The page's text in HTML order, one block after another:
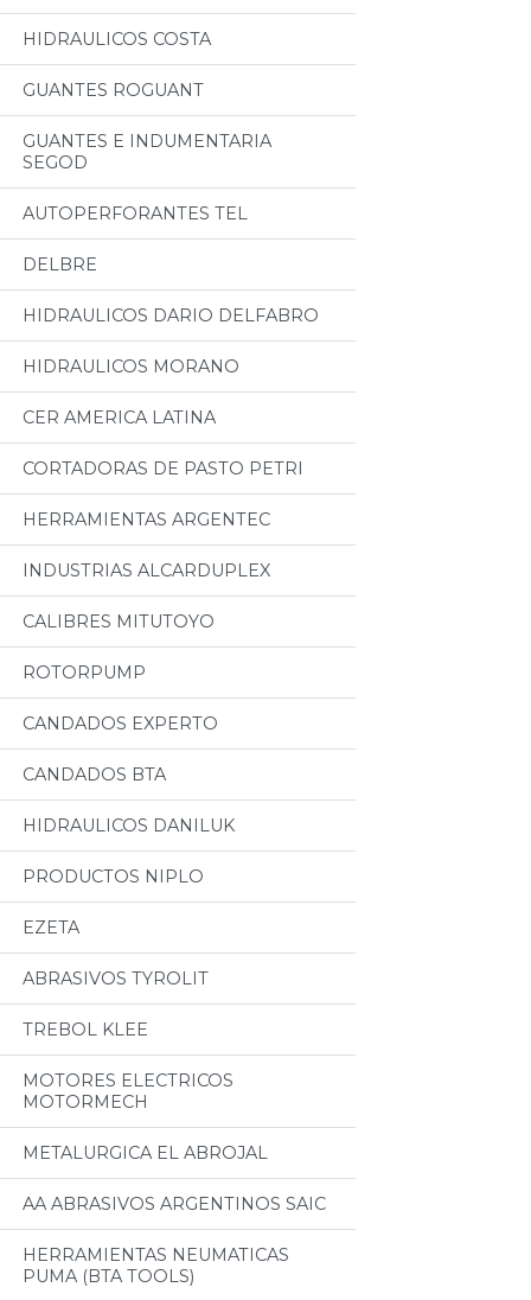
HIDRAULICOS COSTA
GUANTES ROGUANT
GUANTES E INDUMENTARIA
SEGOD
AUTOPERFORANTES TEL
DELBRE
HIDRAULICOS DARIO DELFABRO
HIDRAULICOS MORANO
CER AMERICA LATINA
CORTADORAS DE PASTO PETRI
HERRAMIENTAS ARGENTEC
INDUSTRIAS ALCARDUPLEX
CALIBRES MITUTOYO
ROTORPUMP
CANDADOS EXPERTO
CANDADOS BTA
HIDRAULICOS DANILUK
PRODUCTOS NIPLO
EZETA
ABRASIVOS TYROLIT
TREBOL KLEE
MOTORES ELECTRICOS
MOTORMECH
METALURGICA EL ABROJAL
AA ABRASIVOS ARGENTINOS SAIC
HERRAMIENTAS NEUMATICAS
PUMA (BTA TOOLS)